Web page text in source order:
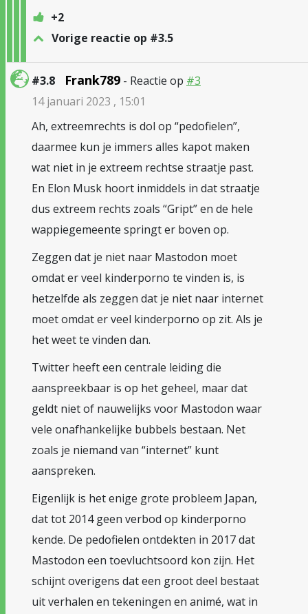
+2
Vorige reactie op #3.5
#3.8 Frank789 - Reactie op #3
14 januari 2023 , 15:01
Ah, extreemrechts is dol op “pedofielen”,
daarmee kun je immers alles kapot maken
wat niet in je extreem rechtse straatje past.
En Elon Musk hoort inmiddels in dat straatje
dus extreem rechts zoals “Gript” en de hele
wappiegemeente springt er boven op.
Zeggen dat je niet naar Mastodon moet
omdat er veel kinderporno te vinden is, is
hetzelfde als zeggen dat je niet naar internet
moet omdat er veel kinderporno op zit. Als je
het weet te vinden dan.
Twitter heeft een centrale leiding die
aanspreekbaar is op het geheel, maar dat
geldt niet of nauwelijks voor Mastodon waar
vele onafhankelijke bubbels bestaan. Net
zoals je niemand van “internet” kunt
aanspreken.
Eigenlijk is het enige grote probleem Japan,
dat tot 2014 geen verbod op kinderporno
kende. De pedofielen ontdekten in 2017 dat
Mastodon een toevluchtsoord kon zijn. Het
schijnt overigens dat een groot deel bestaat
uit verhalen en tekeningen en animé, wat in